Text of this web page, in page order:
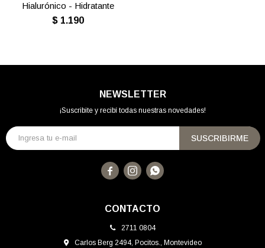
Hialurónico - Hidratante
$ 1.190
CONTACTO
2711 0804
Carlos Berg 2494, Pocitos., Montevideo
NEWSLETTER
¡Suscribite y recibí todas nuestras novedades!
SUSCRIBIRME
  